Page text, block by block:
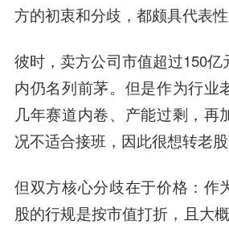
方的初衷和分歧，都颇具代表性
彼时，卖方公司市值超过150
内仍名列前茅。但是作为行业
几年赛道内卷、产能过剩，再
况不适合接班，因此很想转老股
但双方核心分歧在于价格：作
股的行规是按市值打折，且大